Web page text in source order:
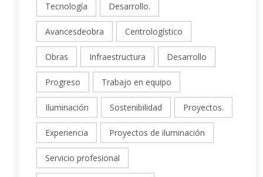
Tecnología Desarrollo.
Avancesdeobra Centrologístico
Obras Infraestructura Desarrollo
Progreso Trabajo en equipo
Iluminación Sostenibilidad Proyectos.
Experiencia Proyectos de iluminación
Servicio profesional